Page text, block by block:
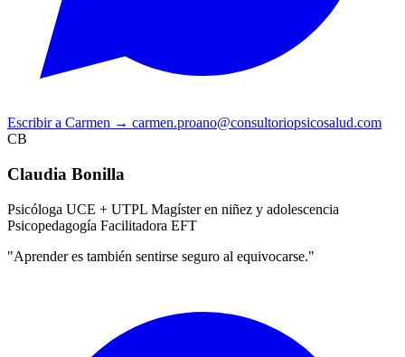
Escribir a Carmen → carmen.proano@consultoriopsicosalud.com
CB
Claudia Bonilla
Psicóloga UCE + UTPL Magíster en niñez y adolescencia
Psicopedagogía Facilitadora EFT
"Aprender es también sentirse seguro al equivocarse."